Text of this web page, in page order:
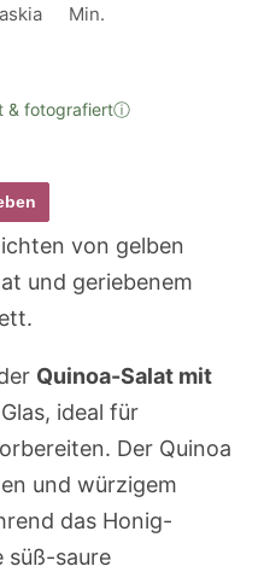
Min.
& fotografiertⓘ
Quinoa-Salat mit
ideal für
Der Quinoa
und würzigem
das Honig-
süß-saure